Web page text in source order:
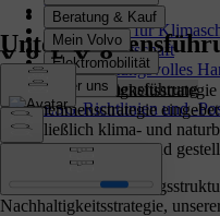
Übersicht
Maßnahmen für
Kreislaufwirtschaft
Verantwortungsvolles
Unternehmensführung
ESG-Richtlinien und -
Unsere
Unternehmensstrategie
einschließlich klima- und
wieder auf den Prüfstand
Wir haben eine
Nachhaltigkeitsstrategie,